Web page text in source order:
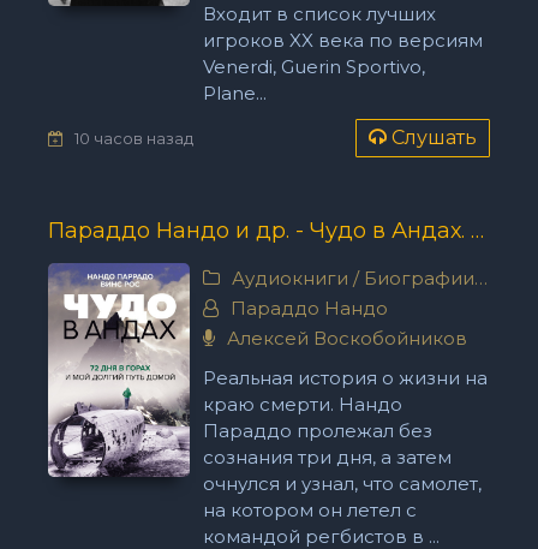
Входит в список лучших
игроков XX века по версиям
Venerdi, Guerin Sportivo,
Plane...
10 часов назад Слушать
Параддо Нандо и др. - Чудо в Андах. 72 дня в горах и мой долгий путь домой
Аудиокниги / Биографии, мемуары
Параддо Нандо
Алексей Воскобойников
Реальная история о жизни на
краю смерти. Нандо
Параддо пролежал без
сознания три дня, а затем
очнулся и узнал, что самолет,
на котором он летел с
командой регбистов в ...